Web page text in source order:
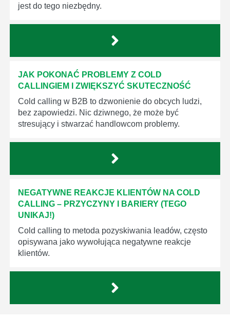
jest do tego niezbędny.
JAK POKONAĆ PROBLEMY Z COLD
CALLINGIEM I ZWIĘKSZYĆ SKUTECZNOŚĆ
Cold calling w B2B to dzwonienie do obcych ludzi,
bez zapowiedzi. Nic dziwnego, że może być
stresujący i stwarzać handlowcom problemy.
NEGATYWNE REAKCJE KLIENTÓW NA COLD
CALLING – PRZYCZYNY I BARIERY (TEGO
UNIKAJ!)
Cold calling to metoda pozyskiwania leadów, często
opisywana jako wywołująca negatywne reakcje
klientów.